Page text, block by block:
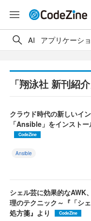
AI アプリケーシ
「翔泳社 新刊紹
クラウド時代の新しいイ
「Ansible」をインストー
CodeZine
Ansible
シェル芸に効果的なAWK
理のテクニック～『「シ
処方箋』より
CodeZine